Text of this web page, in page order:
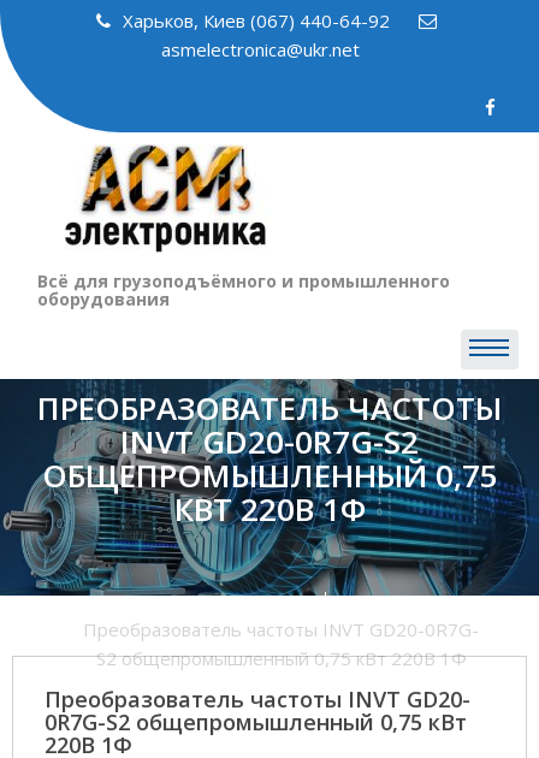
Skip
to
content
Харьков, Киев (067) 440-64-92
asmelectronica@ukr.net
Всё для грузоподъёмного и промышленного
оборудования
ПРЕОБРАЗОВАТЕЛЬ ЧАСТОТЫ
INVT GD20-0R7G-S2
ОБЩЕПРОМЫШЛЕННЫЙ 0,75
КВТ 220В 1Ф
Home
Преобразователь частоты INVT GD20-0R7G-
S2 общепромышленный 0,75 кВт 220В 1Ф
Преобразователь частоты INVT GD20-
0R7G-S2 общепромышленный 0,75 кВт
220В 1Ф